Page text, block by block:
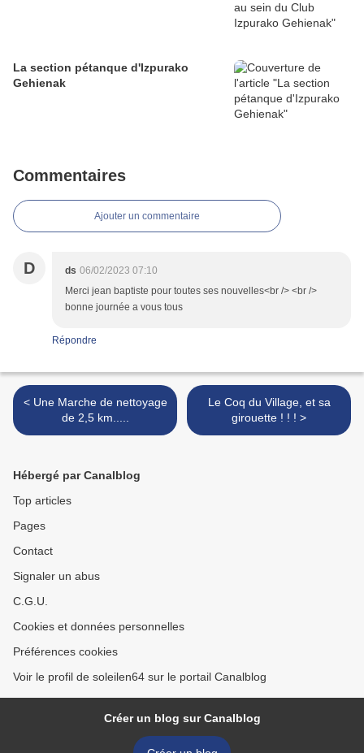
La section pétanque d'Izpurako
Gehienak
Commentaires
Ajouter un commentaire
D ds 06/02/2023 07:10
Merci jean baptiste pour toutes ses nouvelles<br /> <br />
bonne journée a vous tous
Répondre
< Une Marche de nettoyage
de 2,5 km.....
Le Coq du Village, et sa
girouette ! ! ! >
Hébergé par Canalblog
Top articles
Pages
Contact
Signaler un abus
C.G.U.
Cookies et données personnelles
Préférences cookies
Voir le profil de soleilen64 sur le portail Canalblog
Créer un blog sur Canalblog